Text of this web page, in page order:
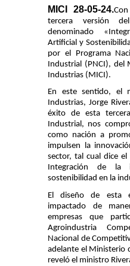
MICI 28-05-24.
tercera versión
denominado
Artificial y
por el Programa
Industrial (PNCI), del
Industrias (MICI).
En este sentido, el
Industrias, Jorge
éxito de esta
Industrial, nos
como nación a
impulsen la
sector, tal cual dice
Integración de la
sostenibilidad en la
El diseño de esta
impactado de
empresas que
Agroindustria
Nacional de
adelante el Ministerio
reveló el ministro